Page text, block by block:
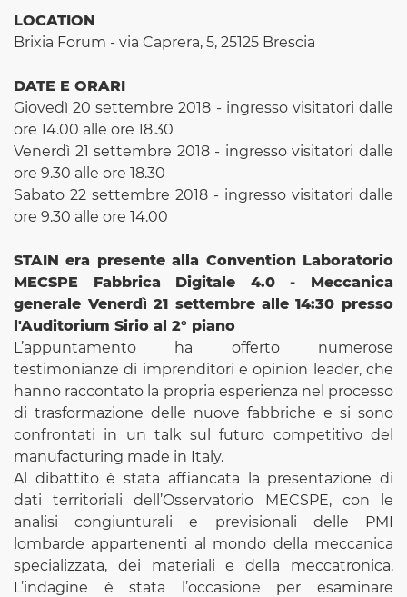
LOCATION
Brixia Forum - via Caprera, 5, 25125 Brescia
DATE E ORARI
Giovedì 20 settembre 2018 - ingresso visitatori dalle
ore 14.00 alle ore 18.30
Venerdì 21 settembre 2018 - ingresso visitatori dalle
ore 9.30 alle ore 18.30
Sabato 22 settembre 2018 - ingresso visitatori dalle
ore 9.30 alle ore 14.00
STAIN era presente alla Convention Laboratorio
MECSPE Fabbrica Digitale 4.0 - Meccanica
generale Venerdì 21 settembre alle 14:30 presso
l'Auditorium Sirio al 2° piano
L’appuntamento ha offerto numerose
testimonianze di imprenditori e opinion leader, che
hanno raccontato la propria esperienza nel processo
di trasformazione delle nuove fabbriche e si sono
confrontati in un talk sul futuro competitivo del
manufacturing made in Italy.
Al dibattito è stata affiancata la presentazione di
dati territoriali dell’Osservatorio MECSPE, con le
analisi congiunturali e previsionali delle PMI
lombarde appartenenti al mondo della meccanica
specializzata, dei materiali e della meccatronica.
L’indagine è stata l’occasione per esaminare